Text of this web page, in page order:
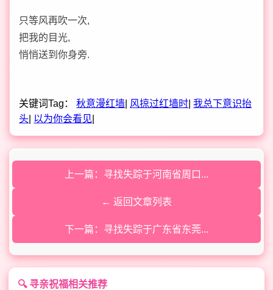
只等风再吹一次,
把我的目光,
悄悄送到你身旁.
关键词Tag： 秋意漫红墙 风掠过红墙时 |我总下意识抬
头 以为你会看见
上一篇：寻找失踪于河南省周口...
← 返回文章列表
下一篇：寻找失踪于广东省东莞...
🔍 寻亲祝福相关推荐